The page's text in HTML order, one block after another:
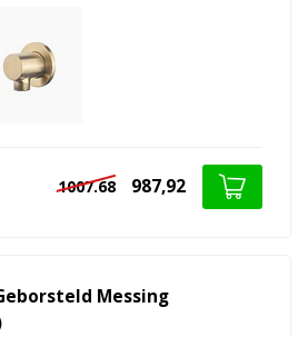
1007.68 987,92
Messing